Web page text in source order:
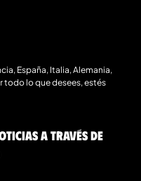
España, Italia, Alemania,
todo lo que desees, estés
a través de